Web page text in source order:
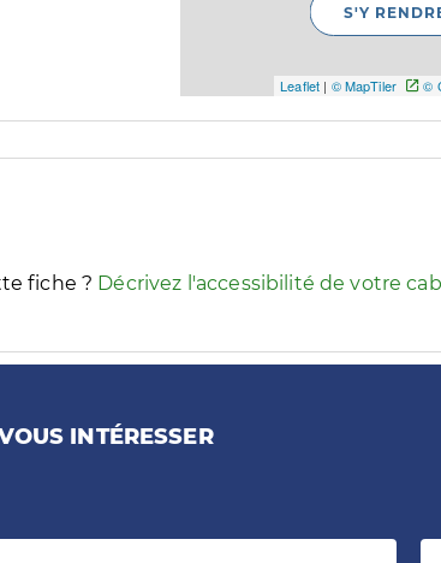
Leaflet | © MapTiler ©
S'Y
spécifiques pour afficher les informations
fiche ? Décrivez l'accessibilité de votre
INTÉRESSER